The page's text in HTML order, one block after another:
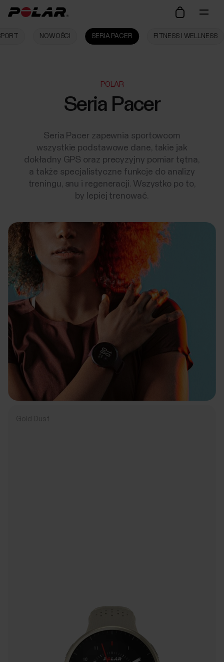
NOWOŚCI SERIA PACER FITNESS I WELLNESS
POLAR
Seria Pacer
Seria Pacer zapewnia sportowcom
wszystkie podstawowe dane, takie jak
dokładny GPS oraz precyzyjny pomiar tętna,
a także specjalistyczne funkcje do analizy
treningu, snu i regeneracji. Wszystko po to,
by lepiej trenować.